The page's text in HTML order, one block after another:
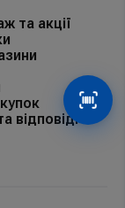
та акції
відповіді